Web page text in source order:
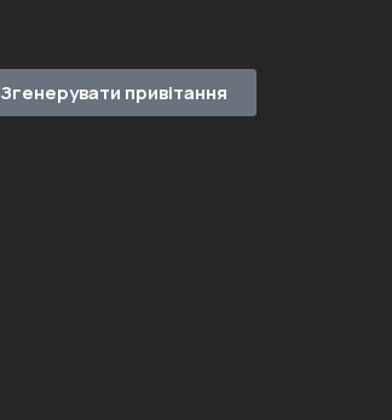
Згенерувати привітання